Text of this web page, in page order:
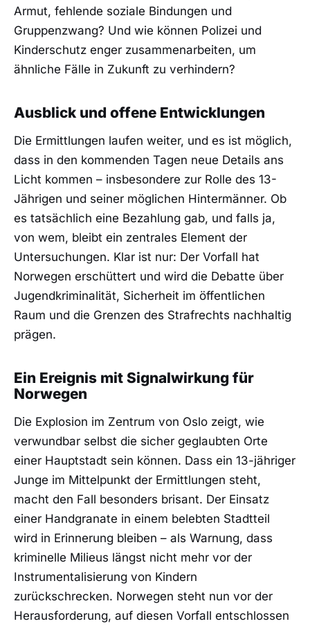
Armut, fehlende soziale Bindungen und
Gruppenzwang? Und wie können Polizei und
Kinderschutz enger zusammenarbeiten, um
ähnliche Fälle in Zukunft zu verhindern?
Ausblick und offene Entwicklungen
Die Ermittlungen laufen weiter, und es ist möglich,
dass in den kommenden Tagen neue Details ans
Licht kommen – insbesondere zur Rolle des 13-
Jährigen und seiner möglichen Hintermänner. Ob
es tatsächlich eine Bezahlung gab, und falls ja,
von wem, bleibt ein zentrales Element der
Untersuchungen. Klar ist nur: Der Vorfall hat
Norwegen erschüttert und wird die Debatte über
Jugendkriminalität, Sicherheit im öffentlichen
Raum und die Grenzen des Strafrechts nachhaltig
prägen.
Ein Ereignis mit Signalwirkung für
Norwegen
Die Explosion im Zentrum von Oslo zeigt, wie
verwundbar selbst die sicher geglaubten Orte
einer Hauptstadt sein können. Dass ein 13-jähriger
Junge im Mittelpunkt der Ermittlungen steht,
macht den Fall besonders brisant. Der Einsatz
einer Handgranate in einem belebten Stadtteil
wird in Erinnerung bleiben – als Warnung, dass
kriminelle Milieus längst nicht mehr vor der
Instrumentalisierung von Kindern
zurückschrecken. Norwegen steht nun vor der
Herausforderung, auf diesen Vorfall entschlossen